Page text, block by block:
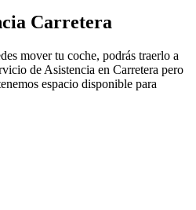
Carretera
mover tu coche, podrás traerlo a
de Asistencia en Carretera pero
espacio disponible para